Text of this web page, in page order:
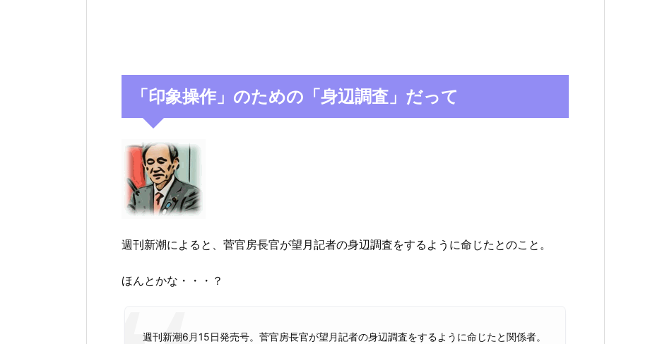
「印象操作」のための「身辺調査」だって
週刊新潮によると、菅官房長官が望月記者の身辺調査をするように命じたとのこと。
ほんとかな・・・？
週刊新潮6月15日発売号。菅官房長官が望月記者の身辺調査をするように命じたと関係者。